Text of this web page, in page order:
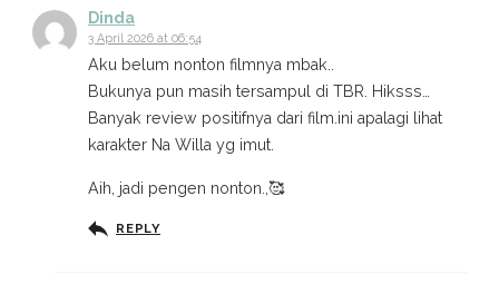
Dinda
3 April 2026 at 06:54
Aku belum nonton filmnya mbak..
Bukunya pun masih tersampul di TBR. Hiksss…
Banyak review positifnya dari film.ini apalagi lihat
karakter Na Willa yg imut.
Aih, jadi pengen nonton.,🥰
REPLY